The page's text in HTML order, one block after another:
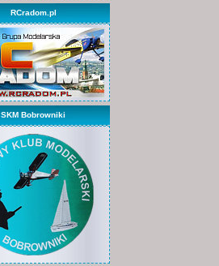
RCradom.pl
SKM Bobrowniki